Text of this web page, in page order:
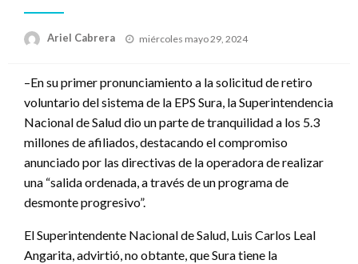
Ariel Cabrera
Publicado
miércoles mayo 29, 2024
–En su primer pronunciamiento a la solicitud de retiro
voluntario del sistema de la EPS Sura, la Superintendencia
Nacional de Salud dio un parte de tranquilidad a los 5.3
millones de afiliados, destacando el compromiso
anunciado por las directivas de la operadora de realizar
una “salida ordenada, a través de un programa de
desmonte progresivo”.
El Superintendente Nacional de Salud, Luis Carlos Leal
Angarita, advirtió, no obtante, que Sura tiene la